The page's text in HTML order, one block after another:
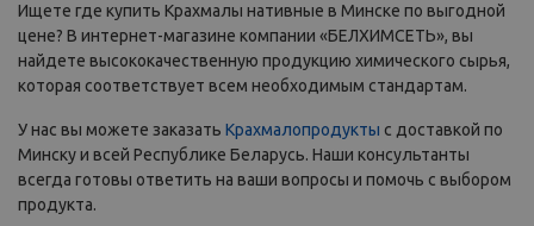
Ищете где купить Крахмалы нативные в Минске по выгодной
цене? В интернет-магазине компании «БЕЛХИМСЕТЬ», вы
найдете высококачественную продукцию химического сырья,
которая соответствует всем необходимым стандартам.
У нас вы можете заказать Крахмалопродукты с доставкой по
Минску и всей Республике Беларусь. Наши консультанты
всегда готовы ответить на ваши вопросы и помочь с выбором
продукта.